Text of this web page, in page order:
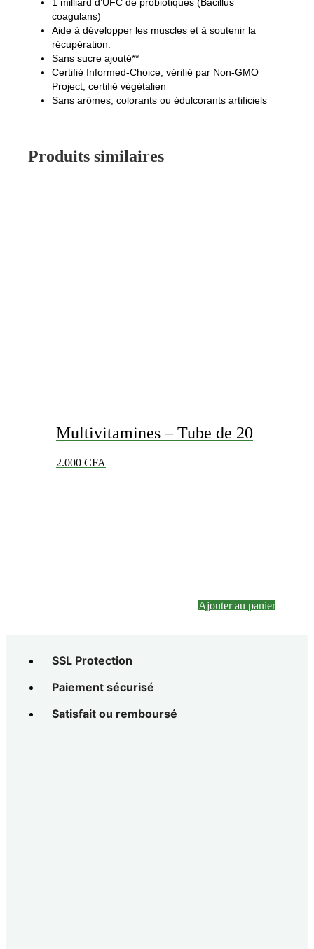
1 milliard d’UFC de probiotiques (Bacillus
coagulans)
Aide à développer les muscles et à soutenir la
récupération.
Sans sucre ajouté**
Certifié Informed-Choice, vérifié par Non-GMO
Project, certifié végétalien
Sans arômes, colorants ou édulcorants artificiels
Produits similaires
Multivitamines – Tube de 20
2.000 CFA
Ajouter au panier
SSL Protection
Paiement sécurisé
Satisfait ou remboursé